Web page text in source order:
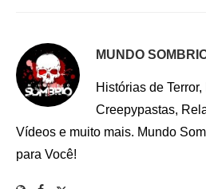
MUNDO
Histórias de
Creepypastas,
Vídeos e muito mais. Mundo
para Você!